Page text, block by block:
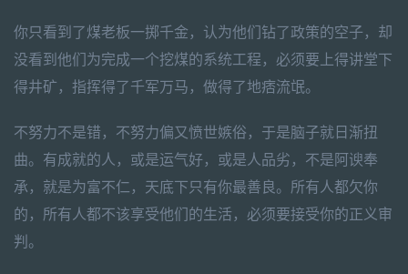
你只看到了煤老板一掷千金，认为他们钻了政策的空子，却
没看到他们为完成一个挖煤的系统工程，必须要上得讲堂下
得井矿，指挥得了千军万马，做得了地痞流氓。
不努力不是错，不努力偏又愤世嫉俗，于是脑子就日渐扭
曲。有成就的人，或是运气好，或是人品劣，不是阿谀奉
承，就是为富不仁，天底下只有你最善良。所有人都欠你
的，所有人都不该享受他们的生活，必须要接受你的正义审
判。